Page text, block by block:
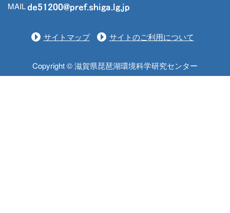
MAIL
サイトマップ サイトのご利用について
Copyright © 滋賀県琵琶湖環境科学研究センター